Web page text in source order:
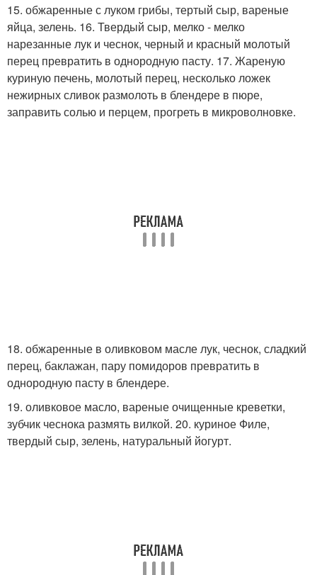
15. обжаренные с луком грибы, тертый сыр, вареные
яйца, зелень. 16. Твердый сыр, мелко - мелко
нарезанные лук и чеснок, черный и красный молотый
перец превратить в однородную пасту. 17. Жареную
куриную печень, молотый перец, несколько ложек
нежирных сливок размолоть в блендере в пюре,
заправить солью и перцем, прогреть в микроволновке.
18. обжаренные в оливковом масле лук, чеснок, сладкий
перец, баклажан, пару помидоров превратить в
однородную пасту в блендере.
19. оливковое масло, вареные очищенные креветки,
зубчик чеснока размять вилкой. 20. куриное Филе,
твердый сыр, зелень, натуральный йогурт.